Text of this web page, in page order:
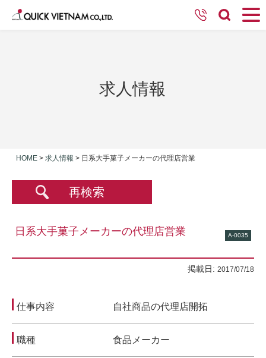
求人情報
HOME > 求人情報 > 日系大手菓子メーカーの代理店営業
再検索
日系大手菓子メーカーの代理店営業 A-0035
掲載日: 2017/07/18
仕事内容 自社商品の代理店開拓
職種 食品メーカー